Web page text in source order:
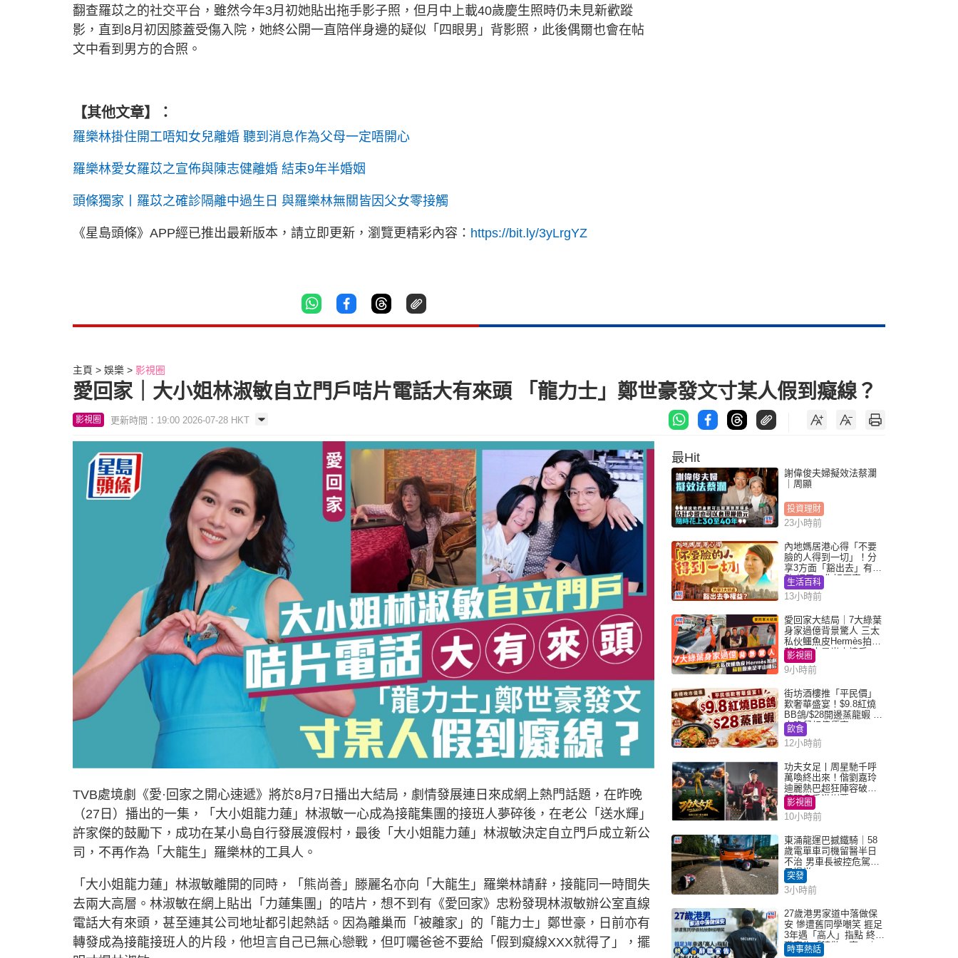
翻查羅苡之的社交平台，雖然今年3月初她貼出拖手影子照，但月中上載40歲慶生照時仍未見新歡蹤
影，直到8月初因膝蓋受傷入院，她終公開一直陪伴身邊的疑似「四眼男」背影照，此後偶爾也會在帖
文中看到男方的合照。
【其他文章】：
羅樂林掛住開工唔知女兒離婚 聽到消息作為父母一定唔開心
羅樂林愛女羅苡之宣佈與陳志健離婚 結束9年半婚姻
頭條獨家丨羅苡之確診隔離中過生日 與羅樂林無關皆因父女零接觸
《星島頭條》APP經已推出最新版本，請立即更新，瀏覽更精彩內容： https://bit.ly/3yLrgYZ
主頁 娛樂 影視圈
愛回家｜大小姐林淑敏自立門戶咭片電話大有來頭 「龍力士」鄭世豪發文寸某人假到癡線？
影視圈 更新時間：19:00 2026-07-28 HKT
TVB處境劇《愛·回家之開心速遞》將於8月7日播出大結局，劇情發展連日來成網上熱門話題，在昨晚
（27日）播出的一集，「大小姐龍力蓮」林淑敏一心成為接龍集團的接班人夢碎後，在老公「送水輝」
許家傑的鼓勵下，成功在某小島自行發展渡假村，最後「大小姐龍力蓮」林淑敏決定自立門戶成立新公
司，不再作為「大龍生」羅樂林的工具人。
「大小姐龍力蓮」林淑敏離開的同時，「熊尚善」滕麗名亦向「大龍生」羅樂林請辭，接龍同一時間失
去兩大高層。林淑敏在網上貼出「力蓮集團」的咭片，想不到有《愛回家》忠粉發現林淑敏辦公室直線
電話大有來頭，甚至連其公司地址都引起熱話。因為離巢而「被離家」的「龍力士」鄭世豪，日前亦有
轉發成為接龍接班人的片段，他坦言自己已無心戀戰，但叮囑爸爸不要給「假到癡線XXX就得了」，擺
最Hit
謝偉俊夫婦擬效法蔡瀾
｜周顯
投資理財
23小時前
內地媽居港心得「不要
臉的人得到一切」！分
享3方面「豁出去」有著
數 網民：你好厲害
生活百科
13小時前
愛回家大結局｜7大綠葉
身家過億背景驚人 三太
私伙鱷魚皮Hermès拍劇
蘇姐原來是半山樓后
影視圈
9小時前
街坊酒樓推「平民價」
歎奢華盛宴！$9.8紅燒
BB鴿/$28開邊蒸龍蝦 3
大晚餐超值優惠
飲食
12小時前
功夫女足丨周星馳千呼
萬喚終出來！偕劉嘉玲
迪麗熱巴超狂陣容破天
荒現身香港謝票
影視圈
10小時前
東涌龍運巴撼鐵騎｜58
歲電單車司機留醫半日
不治 男車長被控危駕今
早提堂
突發
3小時前
27歲港男家道中落做保
安 慘遭舊同學嘲笑 捱足
3年遇「高人」指點 終辭
職宣告「轉做一事」｜
時事熱話